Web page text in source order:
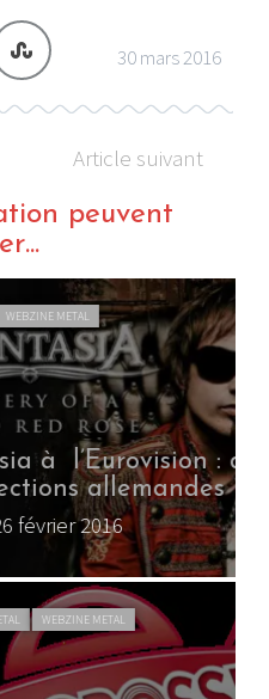
30 mars 2016
Article suivant
peuvent
: défaite